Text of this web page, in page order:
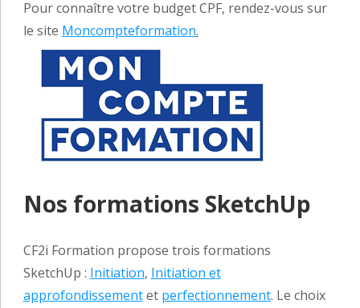
Pour connaître votre budget CPF, rendez-vous sur
le site Moncompteformation.
Nos formations SketchUp
CF2i Formation propose trois formations
SketchUp : Initiation, Initiation et
approfondissementet perfectionnement. Le choix